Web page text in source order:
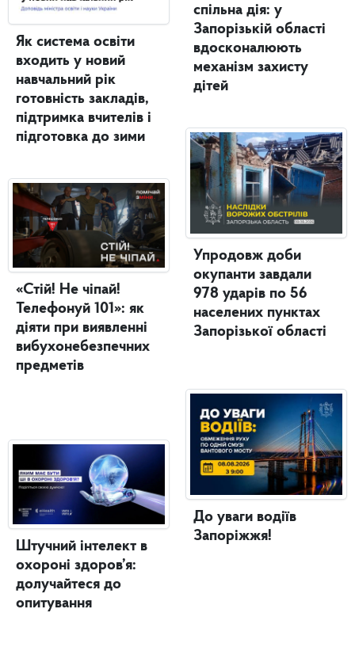
Як система освіти
входить у новий
навчальний рік
готовність закладів,
підтримка вчителів і
підготовка до зими
«Стій! Не чіпай!
Телефонуй 101»: як
діяти при виявленні
вибухонебезпечних
предметів
Штучний інтелект в
охороні здоров’я:
долучайтеся до
опитування
спільна дія: у
Запорізькій області
вдосконалюють
механізм захисту
дітей
Упродовж доби
окупанти завдали
978 ударів по 56
населених пунктах
Запорізької області
До уваги водіїв
Запоріжжя!